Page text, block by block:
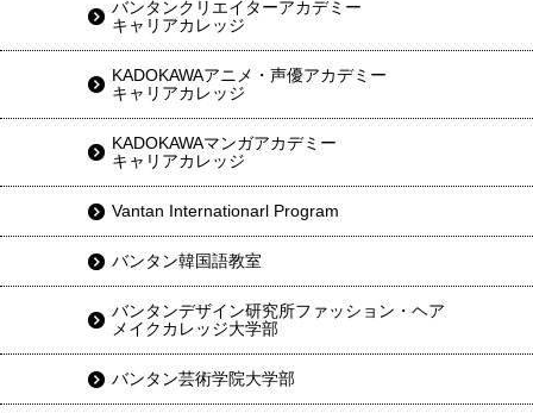
バンタンクリエイターアカデミー
キャリアカレッジ
KADOKAWAアニメ・声優アカデミー
キャリアカレッジ
KADOKAWAマンガアカデミー
キャリアカレッジ
Vantan Internationarl Program
バンタン韓国語教室
バンタンデザイン研究所ファッション・ヘア
メイクカレッジ大学部
バンタン芸術学院大学部